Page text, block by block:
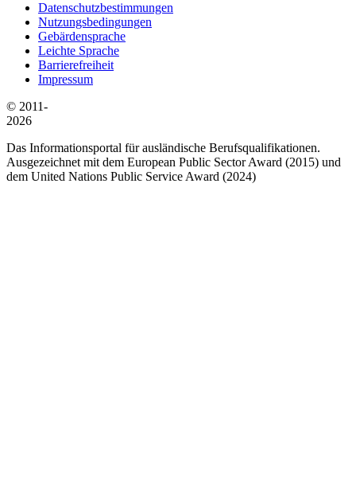
Datenschutzbestimmungen
Nutzungsbedingungen
Gebärdensprache
Leichte Sprache
Barrierefreiheit
Impressum
© 2011-
2026
Das Informationsportal für ausländische Berufsqualifikationen.
Ausgezeichnet mit dem European Public Sector Award (2015) und
dem United Nations Public Service Award (2024)